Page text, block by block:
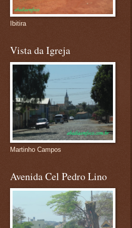
Ibitira
Vista da Igreja
Martinho Campos
Avenida Cel Pedro Lino